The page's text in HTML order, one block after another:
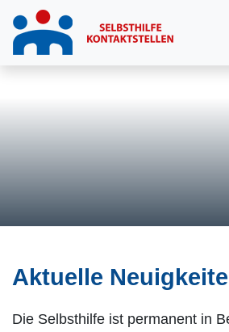
Aktuelle
Die Selbsthilfe ist permanent in